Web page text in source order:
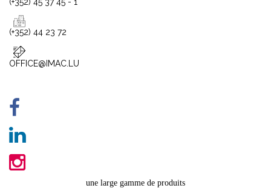
(+352) 44 23 72
OFFICE@IMAC.LU
une large gamme de produits